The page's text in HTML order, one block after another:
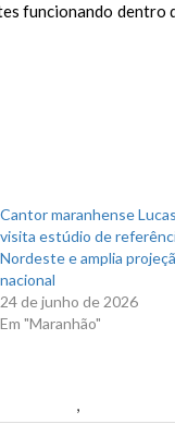
funcionando dentro
Cantor maranhense
visita estúdio de
Nordeste e amplia
nacional
24 de junho de 2026
Em "Maranhão"
,